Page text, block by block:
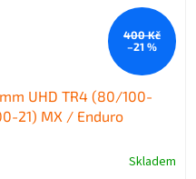
400 Kč
–21 %
UHD TR4 (80/100-
21) MX / Enduro
Skladem